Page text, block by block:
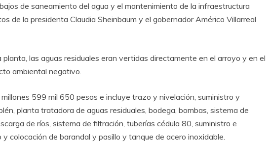
de saneamiento del agua y el mantenimiento de la infraestructura
de la presidenta Claudia Sheinbaum y el gobernador Américo Villarreal
las aguas residuales eran vertidas directamente en el arroyo y en el
ambiental negativo.
599 mil 650 pesos e incluye trazo y nivelación, suministro y
planta tratadora de aguas residuales, bodega, bombas, sistema de
de ríos, sistema de filtración, tuberías cédula 80, suministro e
colocación de barandal y pasillo y tanque de acero inoxidable.